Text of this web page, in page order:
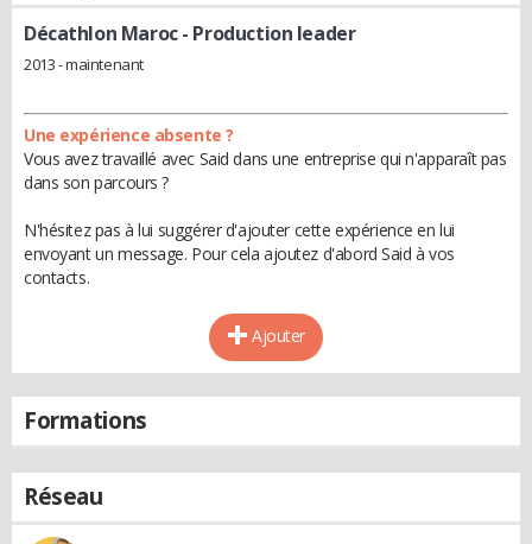
Décathlon Maroc- Production leader
2013 - maintenant
Une expérience absente ?
Vous avez travaillé avec Said dans une entreprise qui n'apparaît pas
dans son parcours ?
N'hésitez pas à lui suggérer d'ajouter cette expérience en lui
envoyant un message. Pour cela ajoutez d'abord Said à vos
contacts.
Ajouter
Formations
Réseau